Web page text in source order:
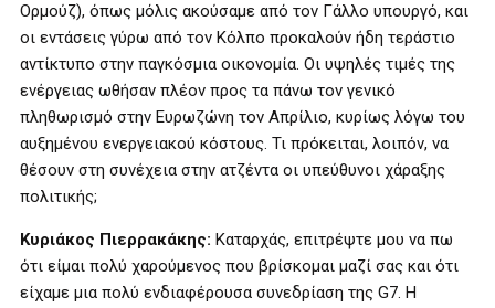
Ορμούζ), όπως μόλις ακούσαμε από τον Γάλλο υπουργό, και
οι εντάσεις γύρω από τον Κόλπο προκαλούν ήδη τεράστιο
αντίκτυπο στην παγκόσμια οικονομία. Οι υψηλές τιμές της
ενέργειας ωθήσαν πλέον προς τα πάνω τον γενικό
πληθωρισμό στην Ευρωζώνη τον Απρίλιο, κυρίως λόγω του
αυξημένου ενεργειακού κόστους. Τι πρόκειται, λοιπόν, να
θέσουν στη συνέχεια στην ατζέντα οι υπεύθυνοι χάραξης
πολιτικής;
Κυριάκος Πιερρακάκης: Καταρχάς, επιτρέψτε μου να πω
ότι είμαι πολύ χαρούμενος που βρίσκομαι μαζί σας και ότι
είχαμε μια πολύ ενδιαφέρουσα συνεδρίαση της G7. Η